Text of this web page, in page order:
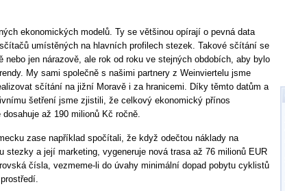
ekonomických modelů. Ty se většinou opírají o pevná data
umístěných na hlavních profilech stezek. Takové sčítání se
nebo jen nárazově, ale rok od roku ve stejných obdobích, aby bylo
My sami společně s našimi partnery z Weinviertelu jsme
sčítání na jižní Moravě i za hranicemi. Díky těmto datům a
šetření jsme zjistili, že celkový ekonomický přínos
až 190 milionů Kč ročně.
zase například spočítali, že když odečtou náklady na
stezky a její marketing, vygeneruje nová trasa až 76 milionů EUR
čísla, vezmeme-li do úvahy minimální dopad pobytu cyklistů